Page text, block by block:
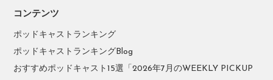
コンテンツ
ポッドキャストランキング
ポッドキャストランキングBlog
おすすめポッドキャスト15選「2026年7月のWEEKLY PICKUP